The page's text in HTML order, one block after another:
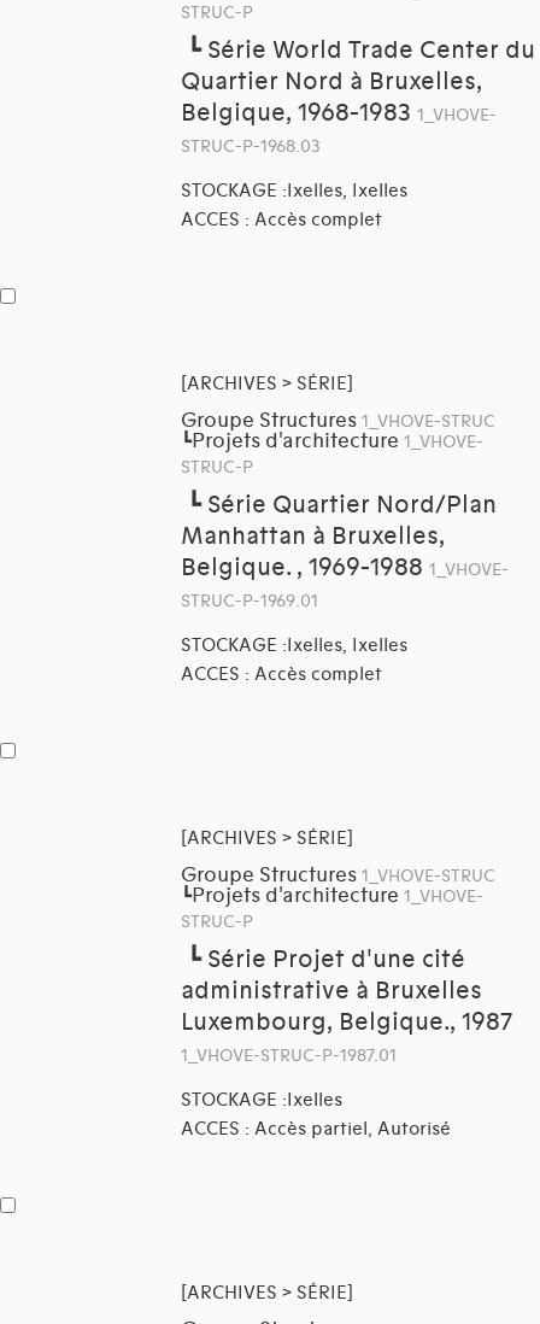
STRUC-P
┗ Série World Trade Center du
Quartier Nord à Bruxelles,
Belgique, 1968-1983 1_VHOVE-
STRUC-P-1968.03
STOCKAGE :Ixelles, Ixelles
ACCES : Accès complet
[ARCHIVES > SÉRIE]
Groupe Structures 1_VHOVE-STRUC
┗Projets d'architecture 1_VHOVE-
STRUC-P
┗ Série Quartier Nord/Plan
Manhattan à Bruxelles,
Belgique. , 1969-1988 1_VHOVE-
STRUC-P-1969.01
STOCKAGE :Ixelles, Ixelles
ACCES : Accès complet
[ARCHIVES > SÉRIE]
Groupe Structures 1_VHOVE-STRUC
┗Projets d'architecture 1_VHOVE-
STRUC-P
┗ Série Projet d'une cité
administrative à Bruxelles
Luxembourg, Belgique., 1987
1_VHOVE-STRUC-P-1987.01
STOCKAGE :Ixelles
ACCES : Accès partiel, Autorisé
[ARCHIVES > SÉRIE]